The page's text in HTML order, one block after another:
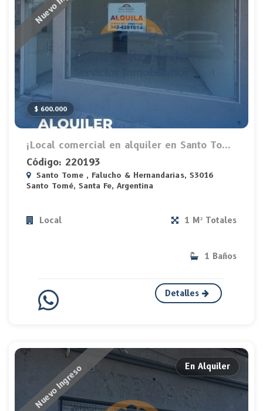
$ 600.000
¡Local comercial en alquiler en Santo To...
Código: 220193
Santo Tome , Falucho & Hernandarias, S3016
Santo Tomé, Santa Fe, Argentina
Local 1 M² Totales
1 Baños
Detalles
Nuevo Ingreso En Alquiler